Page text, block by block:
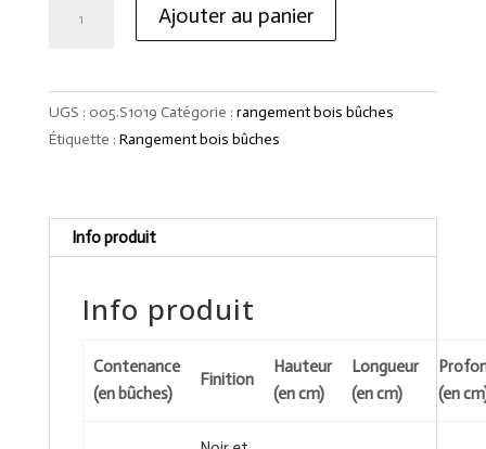
bûches
OVEO
Ajouter au panier
UGS : 005.S1019 Catégorie : rangement bois bûches
Étiquette : Rangement bois bûches
Info produit
Info produit
Contenance
(en bûches)
Finition
Hauteur
(en cm)
Longueur
(en cm)
(en